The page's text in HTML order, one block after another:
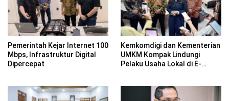
Pemerintah Kejar Internet 100
Mbps, Infrastruktur Digital
Dipercepat
Kemkomdigi dan Kementerian
UMKM Kompak Lindungi
Pelaku Usaha Lokal di E-